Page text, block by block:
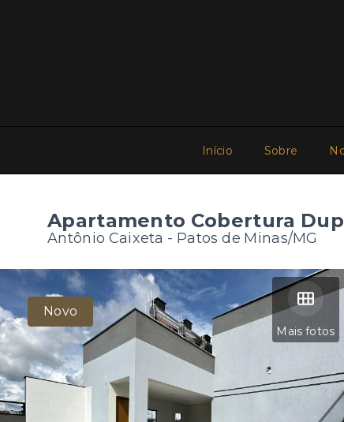
Início Sobre
Apartamento Cobertura
Antônio Caixeta - Patos de Minas/MG
Mais fotos
Novo